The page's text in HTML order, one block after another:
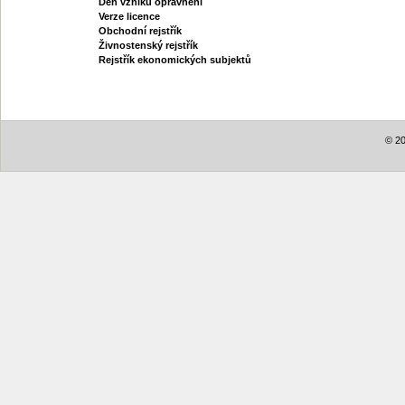
Verze licence
Obchodní rejstřík
Živnostenský rejstřík
Rejstřík ekonomických subjektů
©